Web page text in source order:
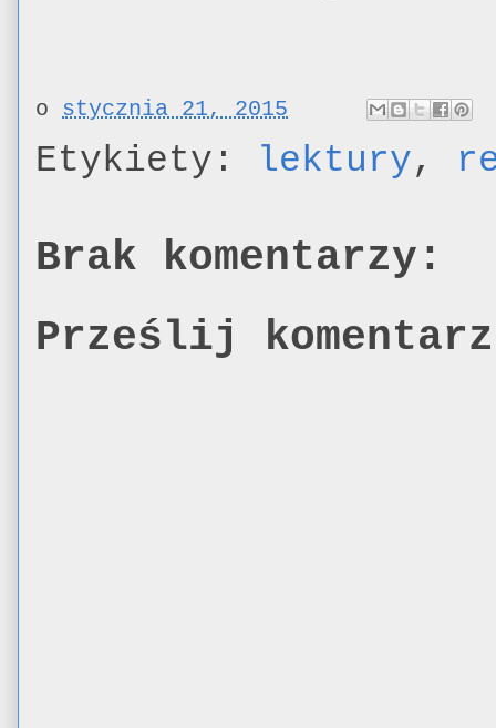
o stycznia 21, 2015
Etykiety: lektury,
Brak komentarzy:
Prześlij komentarz